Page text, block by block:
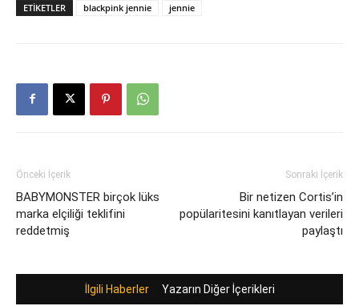
ETIKETLER blackpink jennie jennie
Önceki İçerik
BABYMONSTER birçok lüks
marka elçiliği teklifini
reddetmiş
Sonraki İçerik
Bir netizen Cortis’in
popülaritesini kanıtlayan verileri
paylaştı
İlgili Haberler Yazarın Diğer İçerikleri